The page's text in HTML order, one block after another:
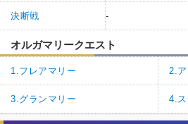
決断戦 -
オルガマリークエスト
1.フレアマリー 2.
3.グランマリー 4.